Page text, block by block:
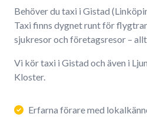
Behöver du taxi i Gistad
Taxi finns dygnet runt för
sjukresor och företagsresor –
Vi kör taxi i Gistad och även i
Kloster.
Erfarna förare med